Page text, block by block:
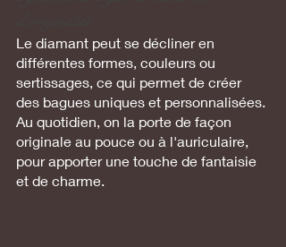
Le diamant peut se décliner en
différentes formes, couleurs ou
sertissages, ce qui permet de créer
des bagues uniques et personnalisées.
Au quotidien, on la porte de façon
originale au pouce ou à l'auriculaire,
pour apporter une touche de fantaisie
et de charme.